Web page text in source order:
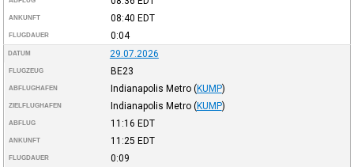
ANKUNFT 08:40 EDT
FLUGDAUER 0:04
DATUM 29.07.2026
FLUGZEUG BE23
ABFLUGHAFEN Indianapolis Metro (KUMP)
ZIELFLUGHAFEN Indianapolis Metro (KUMP)
ABFLUG 11:16 EDT
ANKUNFT 11:25 EDT
FLUGDAUER 0:09